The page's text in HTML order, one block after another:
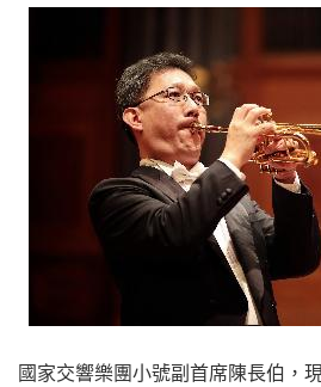
國家交響樂團小號副首席陳長伯，